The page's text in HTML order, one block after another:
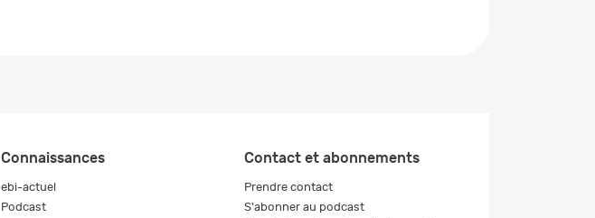
Connaissances
ebi-actuel
Podcast
Contact et abonnements
Prendre contact
S'abonner au podcast